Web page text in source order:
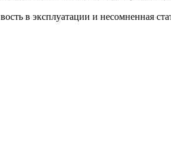
в эксплуатации и несомненная